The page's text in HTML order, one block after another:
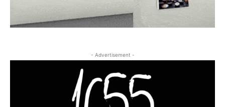
- Advertisement -